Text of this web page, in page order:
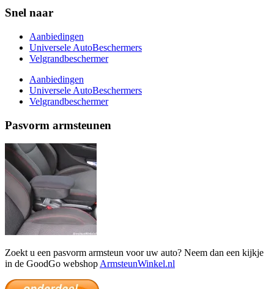
Snel naar
Aanbiedingen
Universele AutoBeschermers
Velgrandbeschermer
Aanbiedingen
Universele AutoBeschermers
Velgrandbeschermer
Pasvorm armsteunen
Zoekt u een pasvorm armsteun voor uw auto? Neem dan een kijkje
in de GoodGo webshop ArmsteunWinkel.nl